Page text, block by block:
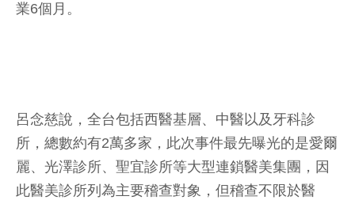
業6個月。
呂念慈說，全台包括西醫基層、中醫以及牙科診
所，總數約有2萬多家，此次事件最先曝光的是愛爾
麗、光澤診所、聖宜診所等大型連鎖醫美集團，因
此醫美診所列為主要稽查對象，但稽查不限於醫